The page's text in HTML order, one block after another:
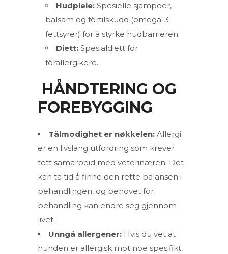
Hudpleie: Spesielle sjampoer,
balsam og fôrtilskudd (omega-3
fettsyrer) for å styrke hudbarrieren.
Diett: Spesialdiett for
fôrallergikere.
HÅNDTERING OG
FOREBYGGING
Tålmodighet er nøkkelen: Allergi
er en livslang utfordring som krever
tett samarbeid med veterinæren. Det
kan ta tid å finne den rette balansen i
behandlingen, og behovet for
behandling kan endre seg gjennom
livet.
Unngå allergener: Hvis du vet at
hunden er allergisk mot noe spesifikt,